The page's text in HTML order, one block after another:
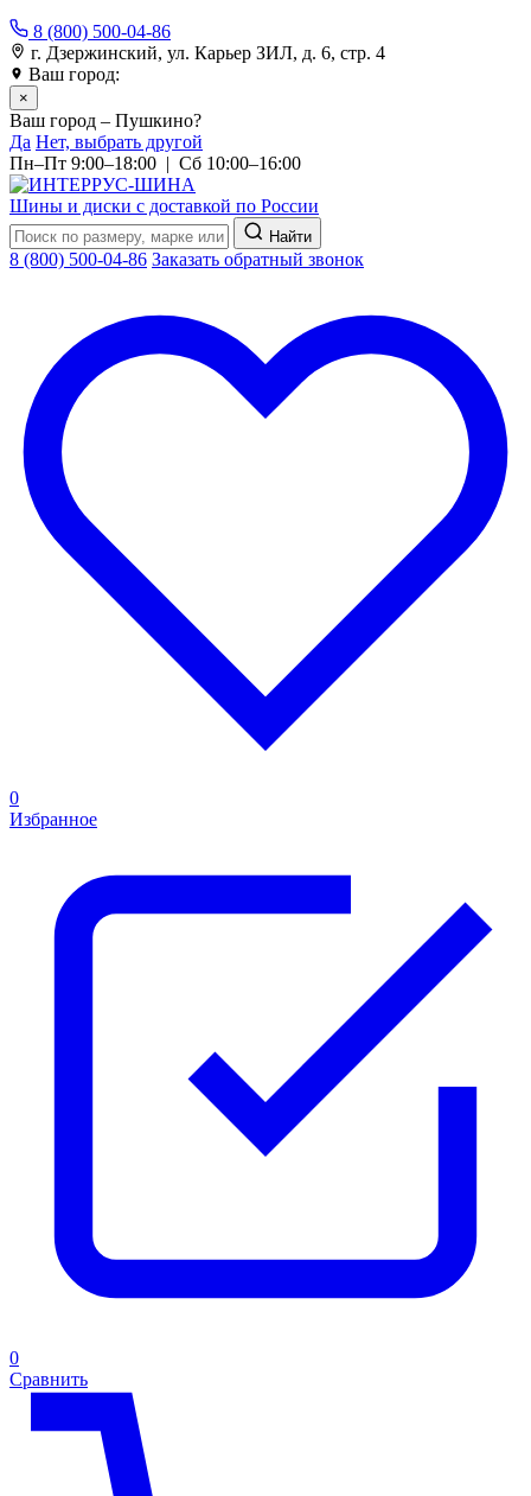
8 (800) 500-04-86
г. Дзержинский, ул. Карьер ЗИЛ, д. 6, стр. 4
Ваш город:
×
Ваш город – Пушкино?
Да Нет, выбрать другой
Пн–Пт 9:00–18:00 | Сб 10:00–16:00
Шины и диски с доставкой по России
Найти
8 (800) 500-04-86 Заказать обратный звонок
0
Избранное
0
Сравнить